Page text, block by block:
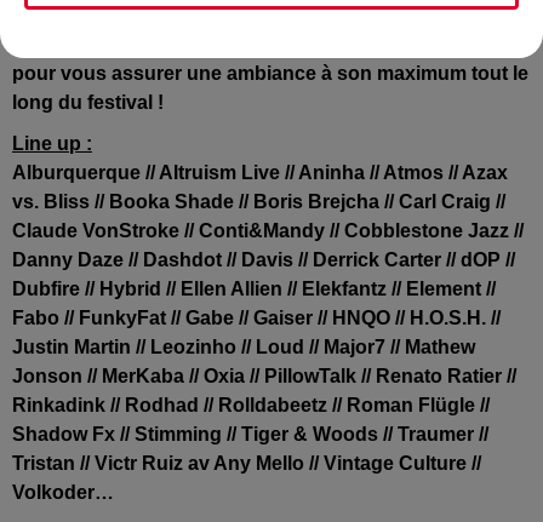
démonstration d’art contemporain.
pour vous assurer une ambiance à son maximum tout le
long du festival !
Line up :
Alburquerque // Altruism Live // Aninha // Atmos // Azax
vs. Bliss // Booka Shade // Boris Brejcha // Carl Craig //
Claude VonStroke // Conti&Mandy // Cobblestone Jazz //
Danny Daze // Dashdot // Davis // Derrick Carter // dOP //
Dubfire // Hybrid // Ellen Allien // Elekfantz // Element //
Fabo // FunkyFat // Gabe // Gaiser // HNQO // H.O.S.H. //
Justin Martin // Leozinho // Loud // Major7 // Mathew
Jonson // MerKaba // Oxia // PillowTalk // Renato Ratier //
Rinkadink // Rodhad // Rolldabeetz // Roman Flügle //
Shadow Fx // Stimming // Tiger & Woods // Traumer //
Tristan // Victr Ruiz av Any Mello // Vintage Culture //
Volkoder…